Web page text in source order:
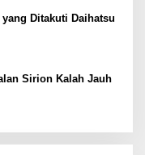
Ditakuti Daihatsu
Sirion Kalah Jauh